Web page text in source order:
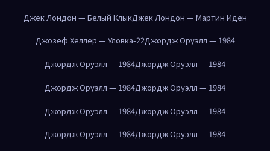
Джек Лондон — Белый КлыкДжек Лондон — Мартин Иден
Джозеф Хеллер — Уловка-22Джордж Оруэлл — 1984
Джордж Оруэлл — 1984Джордж Оруэлл — 1984
Джордж Оруэлл — 1984Джордж Оруэлл — 1984
Джордж Оруэлл — 1984Джордж Оруэлл — 1984
Джордж Оруэлл — 1984Джордж Оруэлл — 1984